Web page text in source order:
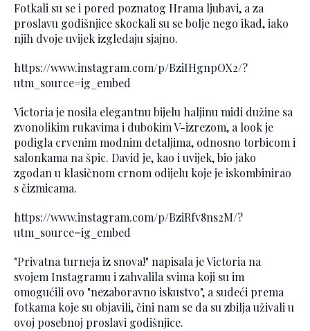
Fotkali su se i pored poznatog Hrama ljubavi, a za
proslavu godišnjice skockali su se bolje nego ikad, iako
njih dvoje uvijek izgledaju sjajno.
https://www.instagram.com/p/BziIHgnpOX2/?
utm_source=ig_embed
Victoria je nosila elegantnu bijelu haljinu midi dužine sa
zvonolikim rukavima i dubokim V-izrezom, a look je
podigla crvenim modnim detaljima, odnosno torbicom i
salonkama na špic. David je, kao i uvijek, bio jako
zgodan u klasičnom crnom odijelu koje je iskombinirao
s čizmicama.
https://www.instagram.com/p/BziRfv8ns2M/?
utm_source=ig_embed
"Privatna turneja iz snova!" napisala je Victoria na
svojem Instagramu i zahvalila svima koji su im
omogućili ovo "nezaboravno iskustvo", a sudeći prema
fotkama koje su objavili, čini nam se da su zbilja uživali u
ovoj posebnoj proslavi godišnjice.